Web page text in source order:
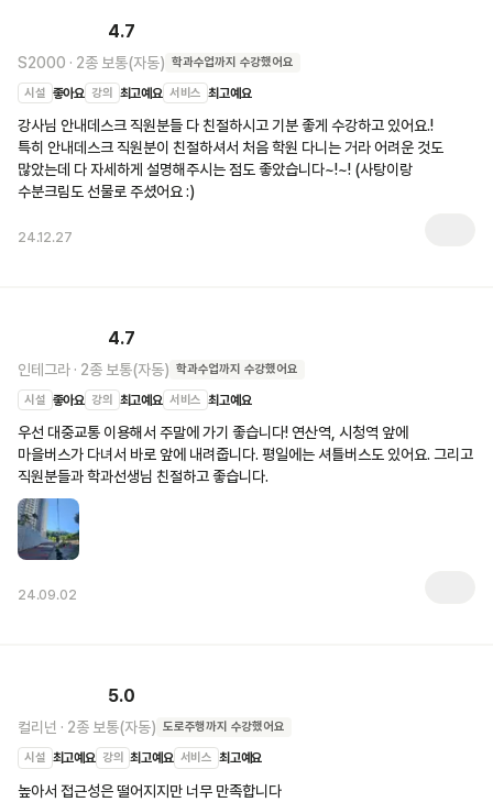
4.7
S2000 · 2종 보통(자동) 학과수업까지 수강했어요
시설 좋아요 강의 최고예요 서비스 최고예요
강사님 안내데스크 직원분들 다 친절하시고 기분 좋게 수강하고 있어요.!
특히 안내데스크 직원분이 친절하셔서 처음 학원 다니는 거라 어려운 것도
많았는데 다 자세하게 설명해주시는 점도 좋았습니다~!~! (사탕이랑
수분크림도 선물로 주셨어요 :)
24.12.27
4.7
인테그라 · 2종 보통(자동) 학과수업까지 수강했어요
시설 좋아요 강의 최고예요 서비스 최고예요
우선 대중교통 이용해서 주말에 가기 좋습니다! 연산역, 시청역 앞에
마을버스가 다녀서 바로 앞에 내려줍니다. 평일에는 셔틀버스도 있어요. 그리고
직원분들과 학과선생님 친절하고 좋습니다.
24.09.02
5.0
컬리넌 · 2종 보통(자동) 도로주행까지 수강했어요
시설 최고예요 강의 최고예요 서비스 최고예요
높아서 접근성은 떨어지지만 너무 만족합니다